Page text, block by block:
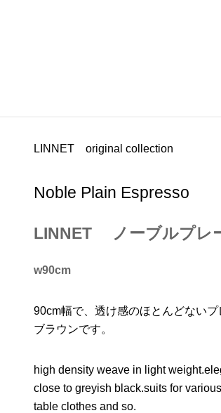
LINNET original collection
Noble Plain Espresso
LINNET ノーブルプ
w90cm
90cm幅で、透け感のほとんどない
ブラウンです。
high density weave in light
close to greyish black.suits for
table clothes and so.